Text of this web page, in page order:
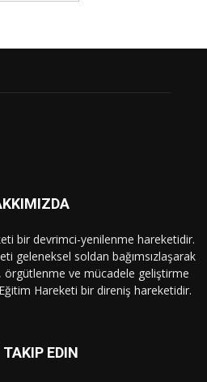
bir devrimci-yenilenme hareketidir.
geleneksel soldan bağımsızlaşarak
örgütlenme ve mücadele geliştirme
Hareketi bir direniş hareketidir.
EDIN